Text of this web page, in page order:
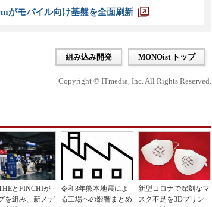
がモバイル向け基盤を全面刷新
組み込み開発 MONOist トップ
Copyright © ITmedia, Inc. All Rights Reserved.
とFINCHIが
を組み、新メデ
令和8年熊本地震によ
る工場への影響まとめ
新型コロナで深刻なマ
スク不足を3Dプリン